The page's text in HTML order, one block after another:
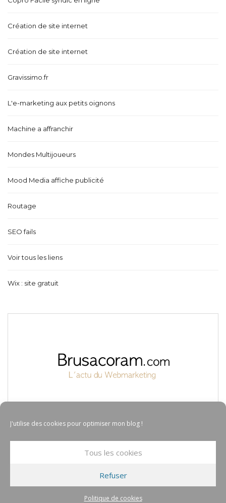
J'utilise des cookies pour optimiser mon blog !
Tous les cookies
Refuser
Politique de cookies
Création de site internet
Création de site internet
Gravissimo.fr
L'e-marketing aux petits oignons
Machine a affranchir
Mondes Multijoueurs
Mood Media affiche publicité
Routage
SEO fails
Voir tous les liens
Wix : site gratuit
© COPYRIGHT BRUSACORAM 2017
TOUS DROITS RÉSERVÉS